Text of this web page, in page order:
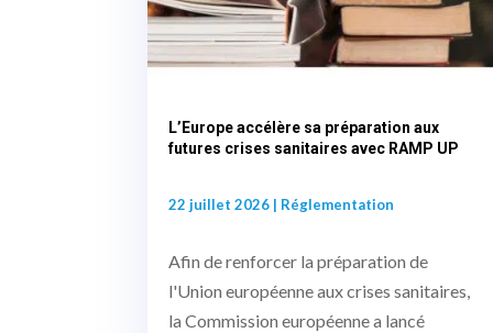
L’Europe accélère sa préparation aux
futures crises sanitaires avec RAMP UP
22 juillet 2026 | Réglementation
Afin de renforcer la préparation de
l'Union européenne aux crises sanitaires,
la Commission européenne a lancé